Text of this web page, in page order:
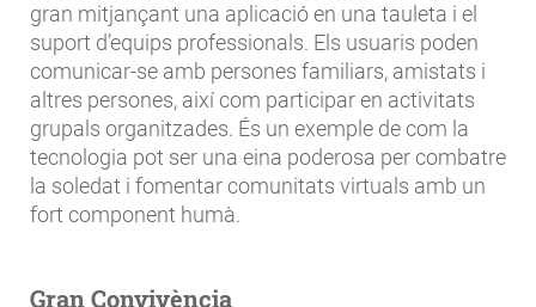
gran mitjançant una aplicació en una tauleta i el
suport d’equips professionals. Els usuaris poden
comunicar-se amb persones familiars, amistats i
altres persones, així com participar en activitats
grupals organitzades. És un exemple de com la
tecnologia pot ser una eina poderosa per combatre
la soledat i fomentar comunitats virtuals amb un
fort component humà.
Gran Convivència